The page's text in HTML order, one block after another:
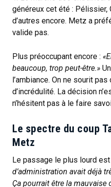
généreux cet été : Pélissier,
d’autres encore. Metz a
valide pas.
Plus préoccupant encore :
beaucoup, trop peut-être.»
l’ambiance. On ne sourit
d’incrédulité. La décision
n’hésitent pas à le faire
Le spectre du coup
Metz
Le passage le plus lourd
d’administration avait déjà
Ça pourrait être la mauvaise